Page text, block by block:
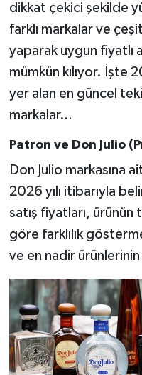
dikkat çekici şekilde
farklı markalar ve
yaparak uygun fiyatlı
mümkün kılıyor. İşte
yer alan en güncel
markalar…
Patron ve Don Julio
Don Julio markasına
2026 yılı itibarıyla
satış fiyatları,
göre farklılık
ve en nadir